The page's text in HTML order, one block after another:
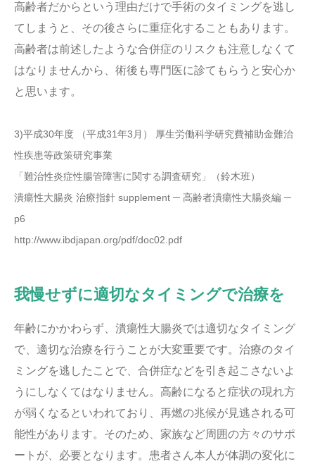
高齢者だからという理由だけで手術のタイミングを逃し
てしまうと、その後さらに重症化することもあります。
高齢者は前述したような合併症のリスクも注意しなくて
はなりませんから、術後も専門医に診てもらうと安心か
と思います。
3)平成30年度 （平成31年3⽉） 厚⽣労働科学研究費補助⾦難治
性疾患等政策研究事業
「難治性炎症性腸管障害に関する調査研究」（鈴⽊班）
潰瘍性⼤腸炎 治療指針 supplement ─ ⾼齢者潰瘍性⼤腸炎編 ─
p6
http://www.ibdjapan.org/pdf/doc02.pdf
我慢せずに適切なタイミングで治療を
年齢にかかわらず、潰瘍性大腸炎では適切なタイミング
で、適切な治療を行うことが大変重要です。治療のタイ
ミングを逃したことで、合併症などを引き起こさないよ
うにしなくてはなりません。高齢になると症状の現れ方
が弱くなるといわれており、再燃の兆候が見逃される可
能性があります。そのため、家族など周囲の方々のサポ
ートが、必要となります。患者さん本人が体調の変化に